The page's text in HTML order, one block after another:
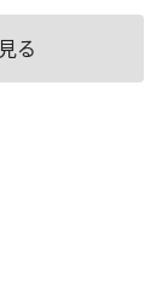
る